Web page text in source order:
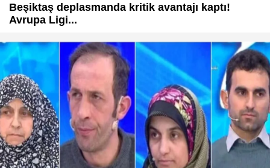
Beşiktaş deplasmanda kritik avantajı kaptı!
Avrupa Ligi...